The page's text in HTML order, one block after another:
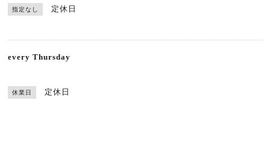
指定なし 定休日
every Thursday
休業日 定休日